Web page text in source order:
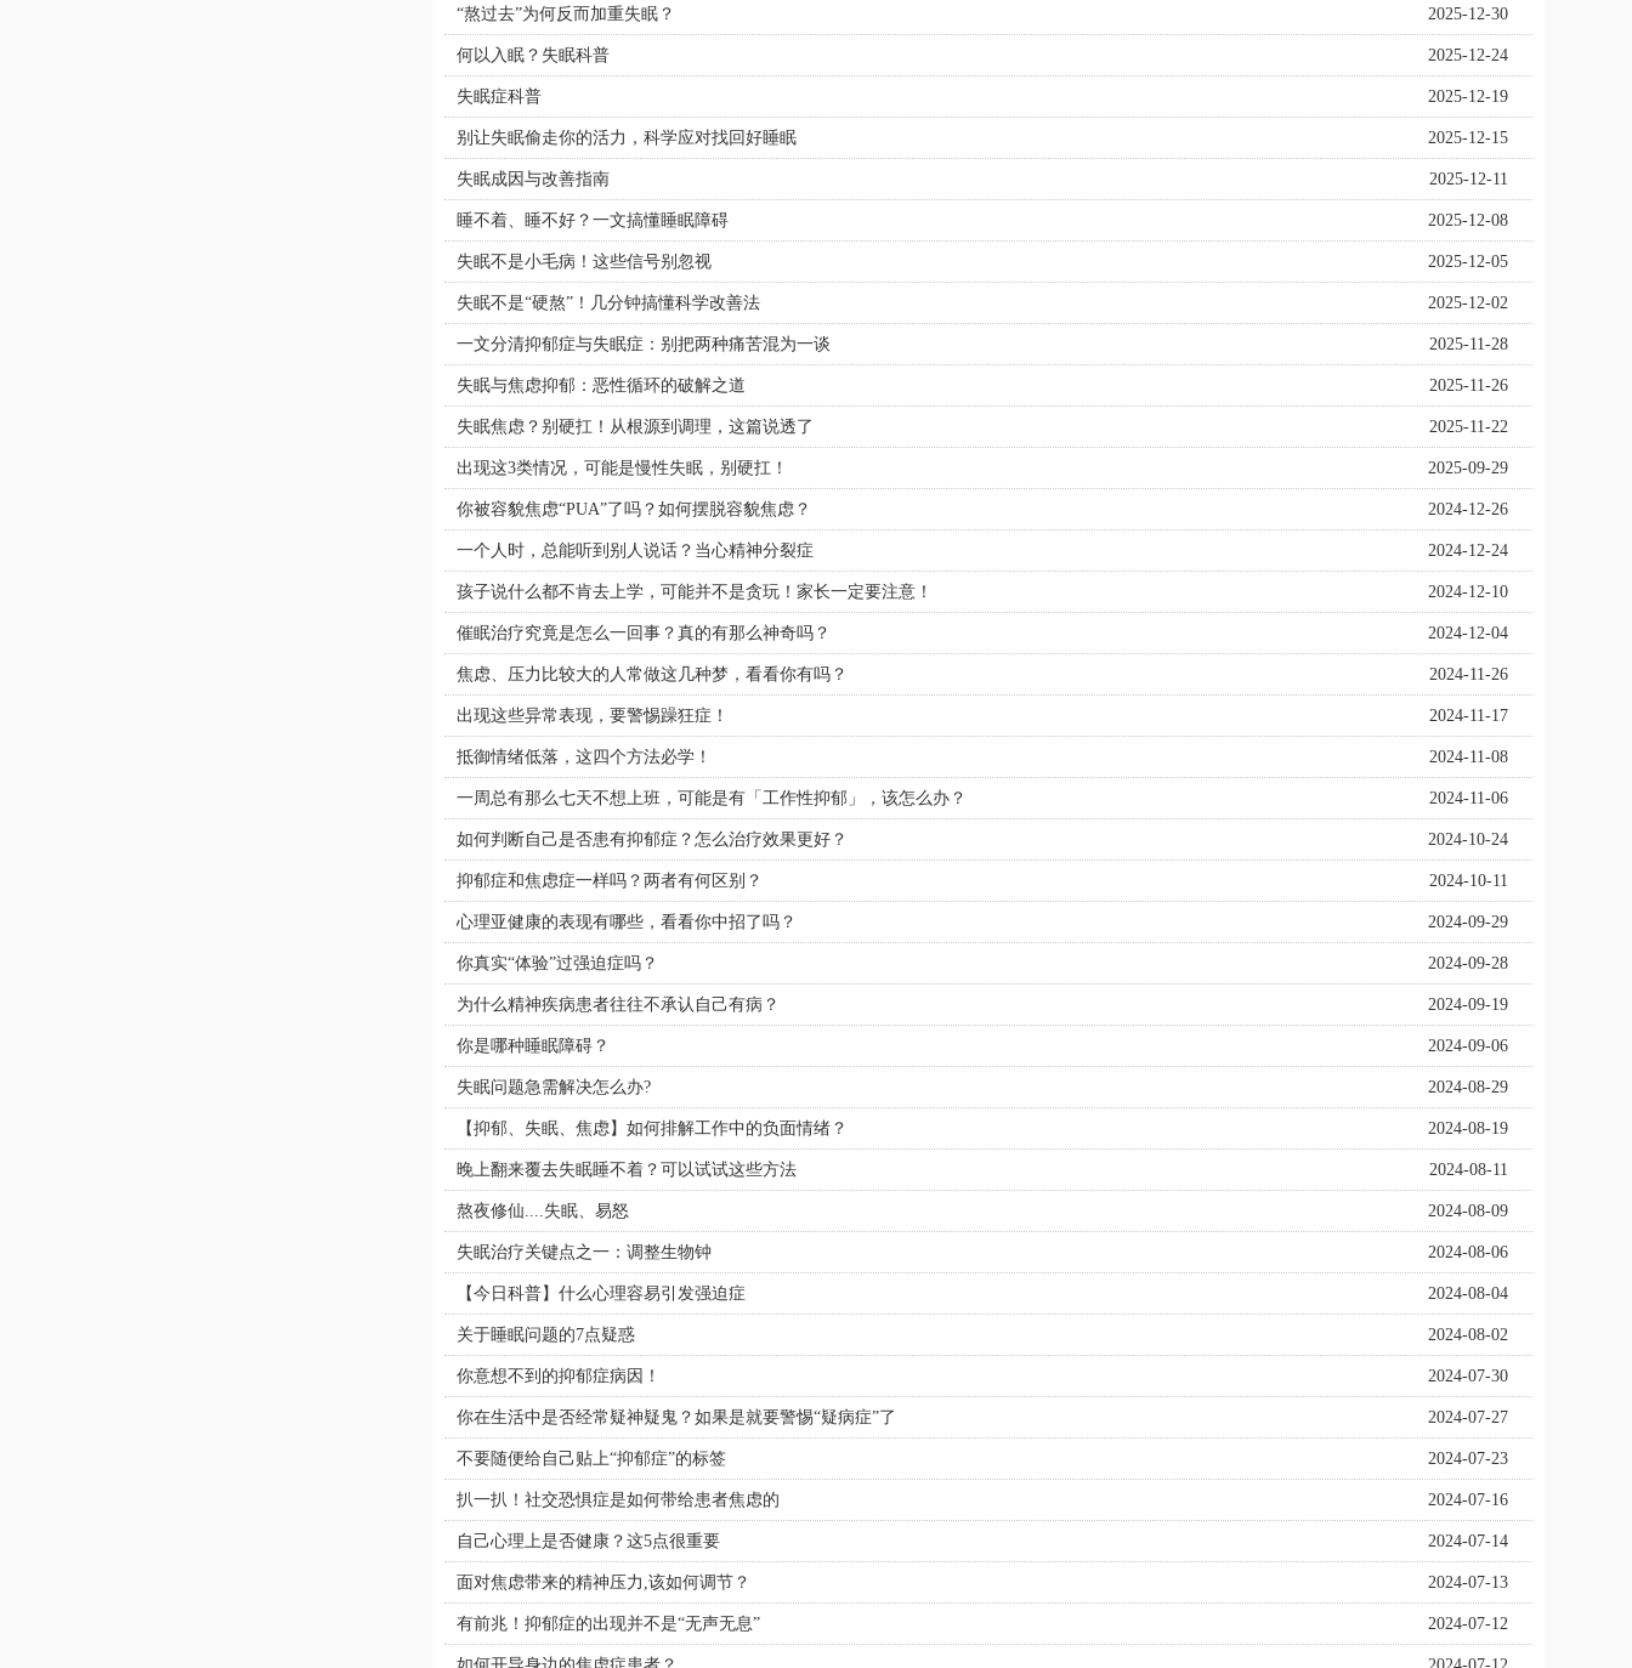
“熬过去”为何反而加重失眠？ 2025-12-30
何以入眠？失眠科普 2025-12-24
失眠症科普 2025-12-19
别让失眠偷走你的活力，科学应对找回好睡眠 2025-12-15
失眠成因与改善指南 2025-12-11
睡不着、睡不好？一文搞懂睡眠障碍 2025-12-08
失眠不是小毛病！这些信号别忽视 2025-12-05
失眠不是“硬熬”！几分钟搞懂科学改善法 2025-12-02
一文分清抑郁症与失眠症：别把两种痛苦混为一谈 2025-11-28
失眠与焦虑抑郁：恶性循环的破解之道 2025-11-26
失眠焦虑？别硬扛！从根源到调理，这篇说透了 2025-11-22
出现这3类情况，可能是慢性失眠，别硬扛！ 2025-09-29
你被容貌焦虑“PUA”了吗？如何摆脱容貌焦虑？ 2024-12-26
一个人时，总能听到别人说话？当心精神分裂症 2024-12-24
孩子说什么都不肯去上学，可能并不是贪玩！家长一定要注意！ 2024-12-10
催眠治疗究竟是怎么一回事？真的有那么神奇吗？ 2024-12-04
焦虑、压力比较大的人常做这几种梦，看看你有吗？ 2024-11-26
出现这些异常表现，要警惕躁狂症！ 2024-11-17
抵御情绪低落，这四个方法必学！ 2024-11-08
一周总有那么七天不想上班，可能是有「工作性抑郁」，该怎么办？ 2024-11-06
如何判断自己是否患有抑郁症？怎么治疗效果更好？ 2024-10-24
抑郁症和焦虑症一样吗？两者有何区别？ 2024-10-11
心理亚健康的表现有哪些，看看你中招了吗？ 2024-09-29
你真实“体验”过强迫症吗？ 2024-09-28
为什么精神疾病患者往往不承认自己有病？ 2024-09-19
你是哪种睡眠障碍？ 2024-09-06
失眠问题急需解决怎么办? 2024-08-29
【抑郁、失眠、焦虑】如何排解工作中的负面情绪？ 2024-08-19
晚上翻来覆去失眠睡不着？可以试试这些方法 2024-08-11
熬夜修仙....失眠、易怒 2024-08-09
失眠治疗关键点之一：调整生物钟 2024-08-06
【今日科普】什么心理容易引发强迫症 2024-08-04
关于睡眠问题的7点疑惑 2024-08-02
你意想不到的抑郁症病因！ 2024-07-30
你在生活中是否经常疑神疑鬼？如果是就要警惕“疑病症”了 2024-07-27
不要随便给自己贴上“抑郁症”的标签 2024-07-23
扒一扒！社交恐惧症是如何带给患者焦虑的 2024-07-16
自己心理上是否健康？这5点很重要 2024-07-14
面对焦虑带来的精神压力,该如何调节？ 2024-07-13
有前兆！抑郁症的出现并不是“无声无息” 2024-07-12